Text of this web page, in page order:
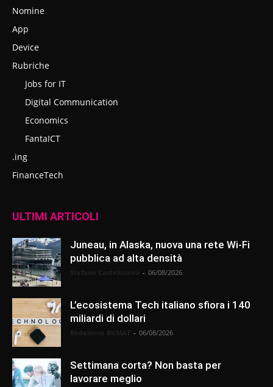
Nomine
App
Device
Rubriche
Jobs for IT
Digital Communication
Economics
FantaICT
.ing
FinanceTech
ULTIMI ARTICOLI
Juneau, in Alaska, nuova una rete Wi-Fi
pubblica ad alta densità
- 06/08/2026
L’ecosistema Tech italiano sfiora i 140
miliardi di dollari
- 06/08/2026
Settimana corta? Non basta per
lavorare meglio